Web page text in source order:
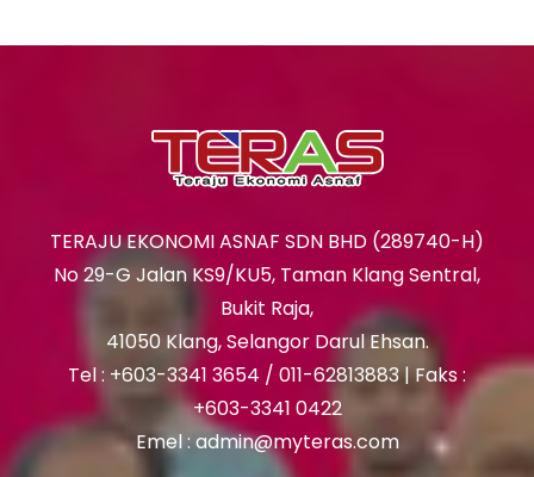
TERAJU EKONOMI ASNAF SDN BHD (289740-H)
No 29-G Jalan KS9/KU5, Taman Klang Sentral,
Bukit Raja,
41050 Klang, Selangor Darul Ehsan.
Tel : +603-3341 3654 / 011-62813883 | Faks :
+603-3341 0422
Emel : admin@myteras.com